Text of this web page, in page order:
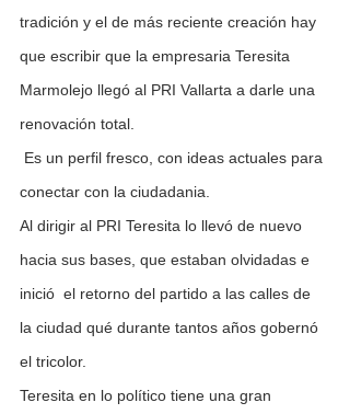
tradición y el de más reciente creación hay
que escribir que la empresaria Teresita
Marmolejo llegó al PRI Vallarta a darle una
renovación total.
conectar con la ciudadania.
Al dirigir al PRI Teresita lo llevó de nuevo
hacia sus bases, que estaban olvidadas e
inició  el retorno del partido a las calles de
la ciudad qué durante tantos años gobernó
el tricolor.
Teresita en lo político tiene una gran